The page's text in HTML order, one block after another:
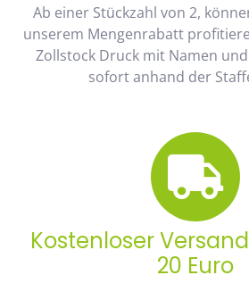
Ab einer Stückzahl von 2,
unserem Mengenrabatt
Zollstock Druck mit Namen und
sofort anhand der
Kostenloser
20 Euro